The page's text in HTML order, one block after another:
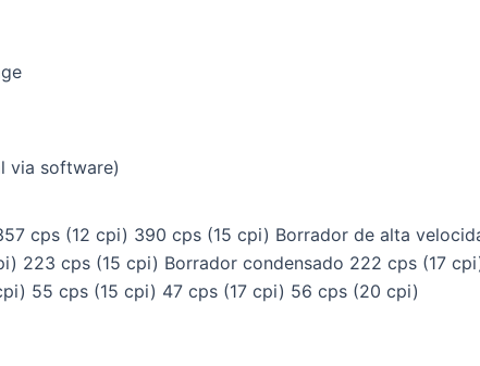
via software)
cps (12 cpi) 390 cps (15 cpi) Borrador de alta
223 cps (15 cpi) Borrador condensado 222 cps (17
55 cps (15 cpi) 47 cps (17 cpi) 56 cps (20 cpi)